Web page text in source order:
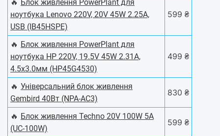
🔥 Блок живлення PowerPlant для
ноутбука Lenovo 220V, 20V 45W 2.25A,
USB (IB45HSPE)
599 ₴
🔥 Блок живлення PowerPlant для
ноутбука HP 220V, 19.5V 45W 2.31A,
4.5х3.0мм (HP45G4530)
499 ₴
🔥 Універсальний блок живлення
Gembird 40Вт (NPA-AC3)
830 ₴
🔥 Блок живлення Techno 20V 100W 5A
(UC-100W)
599 ₴